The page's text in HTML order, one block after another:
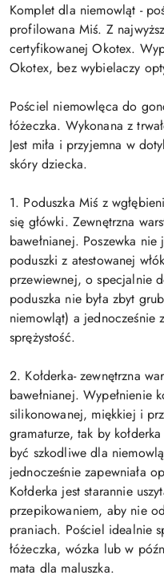
Komplet dla niemowląt -
profilowana Miś. Z
certyfikowanej Okotex.
Okotex, bez wybielaczy
Pościel niemowlęca do
łóżeczka. Wykonana z
Jest miła i przyjemna w
skóry dziecka.
1. Poduszka Miś z
się główki. Zewnętrzna
bawełnianej. Poszewka
poduszki z atestowanej
przewiewnej, o specjalnie
poduszka nie była zbyt
niemowląt) a jednocześnie
sprężystość.
2. Kołderka- zewnętrzna
bawełnianej. Wypełnienie
silikonowanej, miękkiej i
gramaturze, tak by
być szkodliwe dla
jednocześnie zapewniała
Kołderka jest starannie
przepikowaniem, aby nie
praniach. Pościel idealnie
łóżeczka, wózka lub w
mata dla maluszka.